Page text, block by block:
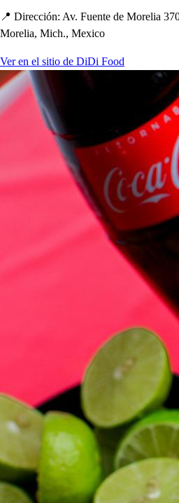
📍 Dirección: Av. Fuente de Morelia
Morelia, Mich., Mexico
Ver en el sitio de DiDi Food